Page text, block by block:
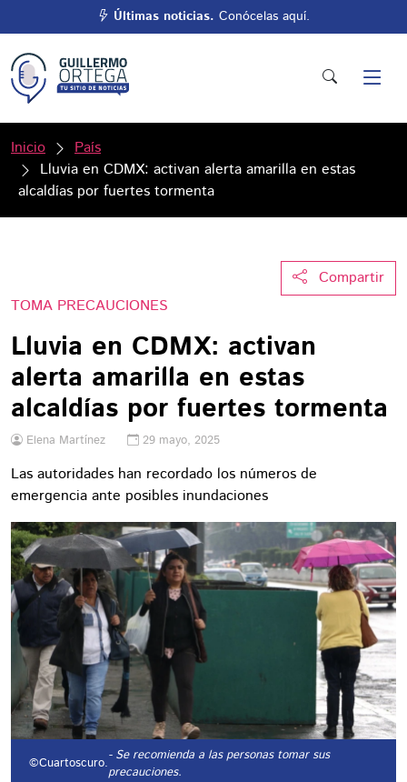
Últimas noticias. Conócelas aquí.
Inicio
País
Lluvia en CDMX: activan alerta amarilla en estas
alcaldías por fuertes tormenta
Compartir
TOMA PRECAUCIONES
Lluvia en CDMX: activan
alerta amarilla en estas
alcaldías por fuertes tormenta
Elena Martínez 29 mayo, 2025
Las autoridades han recordado los números de
emergencia ante posibles inundaciones
©Cuartoscuro.- Se recomienda a las personas tomar sus
precauciones.